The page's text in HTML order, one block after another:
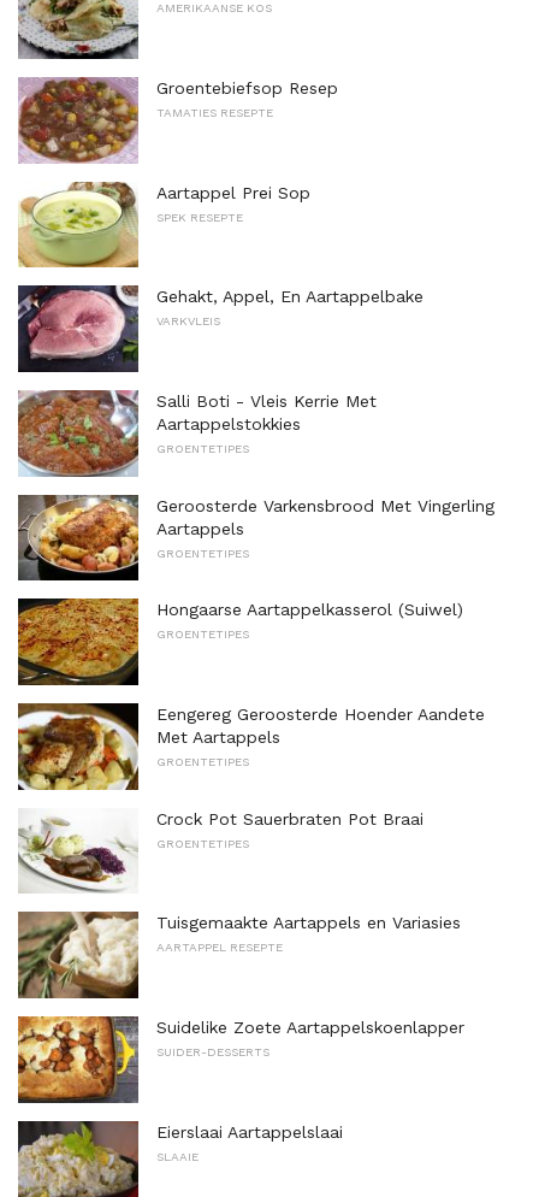
AMERIKAANSE KOS
Groentebiefsop Resep
TAMATIES RESEPTE
Aartappel Prei Sop
SPEK RESEPTE
Gehakt, Appel, En Aartappelbake
VARKVLEIS
Salli Boti - Vleis Kerrie Met
Aartappelstokkies
GROENTETIPES
Geroosterde Varkensbrood Met Vingerling
Aartappels
GROENTETIPES
Hongaarse Aartappelkasserol (Suiwel)
GROENTETIPES
Eengereg Geroosterde Hoender Aandete
Met Aartappels
GROENTETIPES
Crock Pot Sauerbraten Pot Braai
GROENTETIPES
Tuisgemaakte Aartappels en Variasies
AARTAPPEL RESEPTE
Suidelike Zoete Aartappelskoenlapper
SUIDER-DESSERTS
Eierslaai Aartappelslaai
SLAAIE